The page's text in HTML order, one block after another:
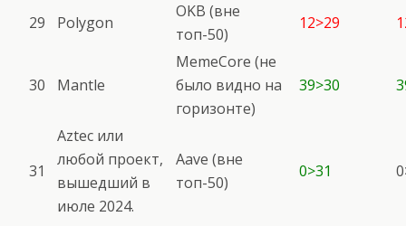
29 Polygon
OKB (вне
топ-50)
12>29
30 Mantle
MemeCore (не
было видно на
горизонте)
39>30
31
Aztec или
любой проект,
вышедший в
июле 2024.
Aave (вне
топ-50)
0>31